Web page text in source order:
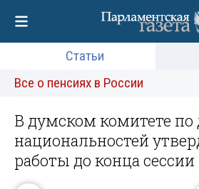
Статьи
Все о пенсиях в России
В думском комитете по
национальностей
работы до конца сессии